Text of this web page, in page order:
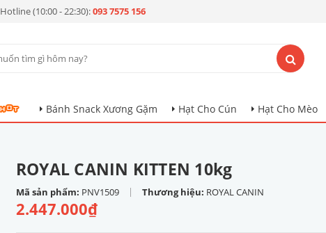
Hotline (10:00 - 22:30):093 7575 156
Bánh Snack Xương Gặm Hạt Cho Cún Hạt Cho Mèo
ROYAL CANIN KITTEN 10kg
Mã sản phẩm: PNV1509 | Thương hiệu: ROYAL CANIN
2.447.000₫